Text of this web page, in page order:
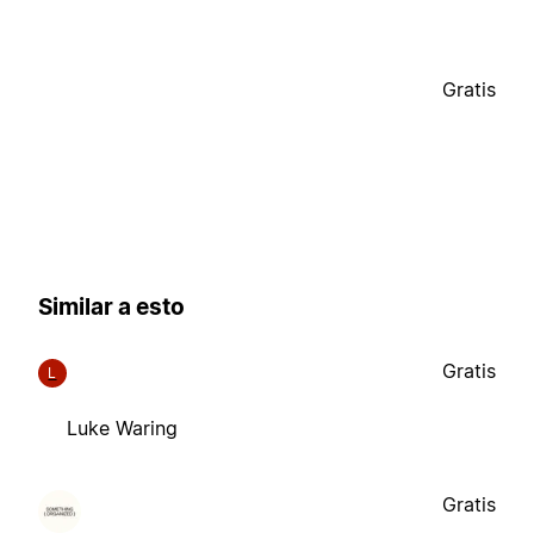
Gratis
Similar a esto
L
Luke Waring
Gratis
Gratis